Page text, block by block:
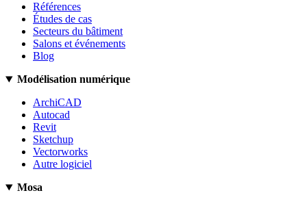
Références
Études de cas
Secteurs du bâtiment
Salons et événements
Blog
Modélisation numérique
ArchiCAD
Autocad
Revit
Sketchup
Vectorworks
Autre logiciel
Mosa